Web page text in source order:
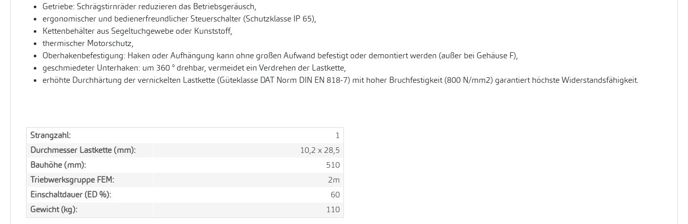
Getriebe: Schrägstirnräder reduzieren das Betriebsgeräusch,
ergonomischer und bedienerfreundlicher Steuerschalter (Schutzklasse IP 65),
Kettenbehälter aus Segeltuchgewebe oder Kunststoff,
thermischer Motorschutz,
Oberhakenbefestigung: Haken oder Aufhängung kann ohne großen Aufwand befestigt oder demontiert werden (außer bei Gehäuse F),
geschmiedeter Unterhaken: um 360 ° drehbar, vermeidet ein Verdrehen der Lastkette,
erhöhte Durchhärtung der vernickelten Lastkette (Güteklasse DAT Norm DIN EN 818-7) mit hoher Bruchfestigkeit (800 N/mm2) garantiert höchste Widerstandsfähigkeit.
Strangzahl:
1
Durchmesser Lastkette (mm):
10,2 x 28,5
Bauhöhe (mm):
510
Triebwerksgruppe FEM:
2m
Einschaltdauer (ED %):
60
Gewicht (kg):
110